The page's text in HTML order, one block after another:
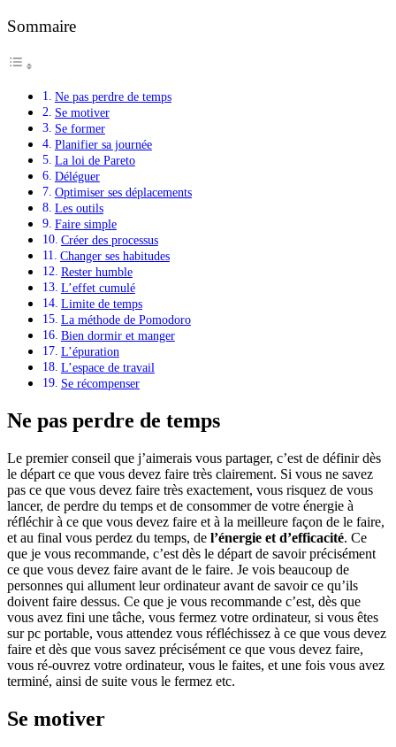
Sommaire
Ne pas perdre de temps
Se motiver
Se former
Planifier sa journée
La loi de Pareto
Déléguer
Optimiser ses déplacements
Les outils
Faire simple
Créer des processus
Changer ses habitudes
Rester humble
L’effet cumulé
Limite de temps
La méthode de Pomodoro
Bien dormir et manger
L’épuration
L’espace de travail
Se récompenser
Ne pas perdre de temps
Le premier conseil que j’aimerais vous partager, c’est de définir dès
le départ ce que vous devez faire très clairement. Si vous ne savez
pas ce que vous devez faire très exactement, vous risquez de vous
lancer, de perdre du temps et de consommer de votre énergie à
réfléchir à ce que vous devez faire et à la meilleure façon de le faire,
et au final vous perdez du temps, de l’énergie et d’efficacité. Ce
que je vous recommande, c’est dès le départ de savoir précisément
ce que vous devez faire avant de le faire. Je vois beaucoup de
personnes qui allument leur ordinateur avant de savoir ce qu’ils
doivent faire dessus. Ce que je vous recommande c’est, dès que
vous avez fini une tâche, vous fermez votre ordinateur, si vous êtes
sur pc portable, vous attendez vous réfléchissez à ce que vous devez
faire et dès que vous savez précisément ce que vous devez faire,
vous ré-ouvrez votre ordinateur, vous le faites, et une fois vous avez
terminé, ainsi de suite vous le fermez etc.
Se motiver